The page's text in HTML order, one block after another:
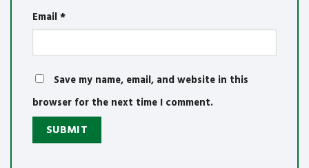
Email*
Save my name, email, and website in this
browser for the next time I comment.